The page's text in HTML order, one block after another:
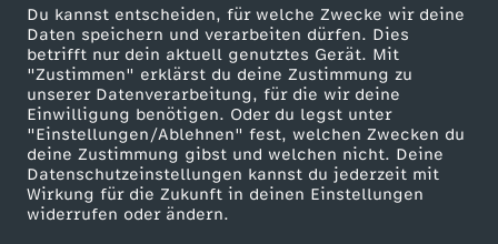
Du kannst entscheiden, für welche Zwecke wir deine
Daten speichern und verarbeiten dürfen. Dies
betrifft nur dein aktuell genutztes Gerät. Mit
"Zustimmen" erklärst du deine Zustimmung zu
unserer Datenverarbeitung, für die wir deine
Einwilligung benötigen. Oder du legst unter
"Einstellungen/Ablehnen" fest, welchen Zwecken du
deine Zustimmung gibst und welchen nicht. Deine
Datenschutzeinstellungen kannst du jederzeit mit
Wirkung für die Zukunft in deinen Einstellungen
widerrufen oder ändern.
ZDF goes Schule
Werbefernsehen
Mainzelmännchen